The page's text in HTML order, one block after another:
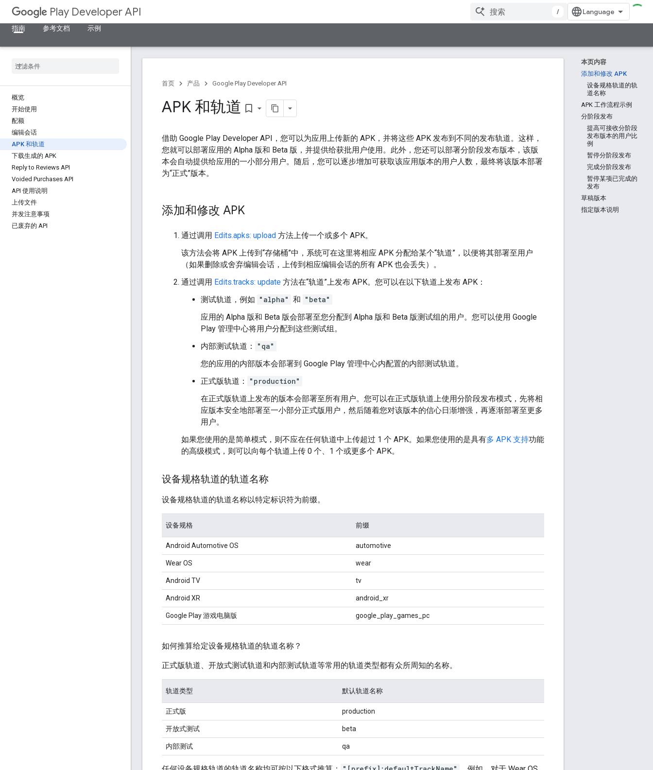
Play Developer API
/
指南
参考文档 示例
概览
开始使用
配额
编辑会话
APK 和轨道
下载生成的 APK
Reply to Reviews API
Voided Purchases API
API 使用说明
上传文件
并发注意事项
已废弃的 API
本页内容
添加和修改 APK
设备规格轨道的轨
道名称
APK 工作流程示例
分阶段发布
提高可接收分阶段
发布版本的用户比
例
暂停分阶段发布
完成分阶段发布
暂停某项已完成的
发布
草稿版本
指定版本说明
首页 产品 Google Play Developer API
APK 和轨道 bookmark_border
借助 Google Play Developer API，您可以为应用上传新的 APK，并将这些 APK 发布到不同的发布轨道。 这样，
您就可以部署应用的 Alpha 版和 Beta 版，并提供给获批用户使用。此外，您还可以部署分阶段发布版本，该版
本会自动提供给应用的一小部分用户。 随后，您可以逐步增加可获取该应用版本的用户人数，最终将该版本部署
为“正式”版本。
添加和修改 APK
通过调用 Edits.apks: upload 方法上传一个或多个 APK。
该方法会将 APK 上传到“存储桶”中，系统可在这里将相应 APK 分配给某个“轨道”，以便将其部署至用户
（如果删除或舍弃编辑会话，上传到相应编辑会话的所有 APK 也会丢失）。
通过调用 Edits.tracks: update 方法在“轨道”上发布 APK。您可以在以下轨道上发布 APK：
测试轨道，例如 "alpha" 和 "beta"
应用的 Alpha 版和 Beta 版会部署至您分配到 Alpha 版和 Beta 版测试组的用户。您可以使用 Google
Play 管理中心将用户分配到这些测试组。
内部测试轨道：
"qa"
您的应用的内部版本会部署到 Google Play 管理中心内配置的内部测试轨道。
正式版轨道：
"production"
在正式版轨道上发布的版本会部署至所有用户。您可以在正式版轨道上使用分阶段发布模式，先将相
应版本安全地部署至一小部分正式版用户，然后随着您对该版本的信心日渐增强，再逐渐部署至更多
用户。
如果您使用的是简单模式，则不应在任何轨道中上传超过 1 个 APK。如果您使用的是具有多 APK 支持功能
的高级模式，则可以向每个轨道上传 0 个、1 个或更多个 APK。
设备规格轨道的轨道名称
设备规格轨道的轨道名称以特定标识符为前缀。
设备规格 前缀
Android Automotive OS automotive
Wear OS wear
Android TV tv
Android XR android_xr
Google Play 游戏电脑版 google_play_games_pc
如何推算给定设备规格轨道的轨道名称？
正式版轨道、开放式测试轨道和内部测试轨道等常用的轨道类型都有众所周知的名称。
轨道类型 默认轨道名称
正式版 production
开放式测试 beta
内部测试 qa